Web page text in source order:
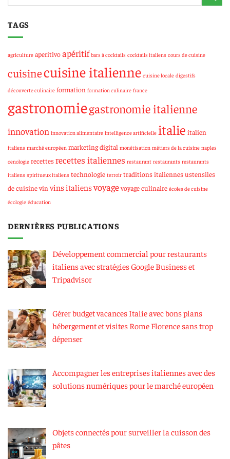
TAGS
agriculture aperitivoapéritif bars à cocktails cocktails italiens cours de cuisine
cuisinecuisine italienne cuisine locale digestifs
découverte culinaire formation formation culinaire france
gastronomiegastronomie italienne
innovation innovation alimentaire intelligence artificielle italie italien
italiens marché européen marketing digital monétisation métiers de la cuisine naples
oenologie recettesrecettes italiennes restaurant restaurants restaurants
italiens spiritueux italiens technologie terroir traditions italiennesustensiles
de cuisinevin vins italiensvoyagevoyage culinaire écoles de cuisine
écologie éducation
DERNIÈRES PUBLICATIONS
Développement commercial pour restaurants
italiens avec stratégies Google Business et
Tripadvisor
Gérer budget vacances Italie avec bons plans
hébergement et visites Rome Florence sans trop
dépenser
Accompagner les entreprises italiennes avec des
solutions numériques pour le marché européen
Objets connectés pour surveiller la cuisson des
pâtes